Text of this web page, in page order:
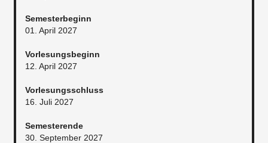
Semesterbeginn
01. April 2027
Vorlesungsbeginn
12. April 2027
Vorlesungsschluss
16. Juli 2027
Semesterende
30. September 2027